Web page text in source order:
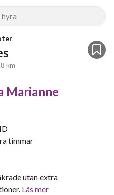
km
Marianne
timmar
utan extra
Läs mer